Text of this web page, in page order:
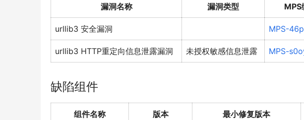
漏洞名称 漏洞类型 MPS
urllib3 安全漏洞 MPS-
urllib3 HTTP重定向信息泄露漏洞 未授权敏感信息泄露 MPS-
缺陷组件
组件名称 版本 最小修复版本